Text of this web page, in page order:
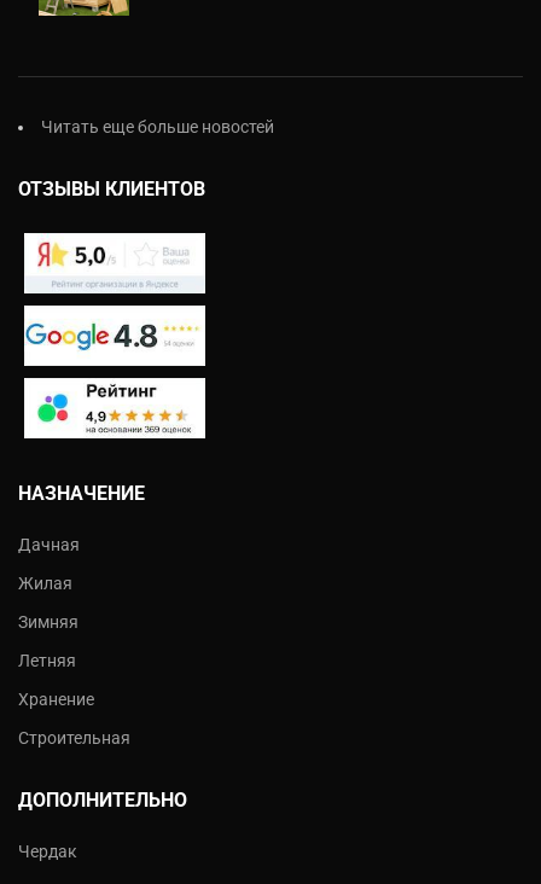
Читать еще больше новостей
ОТЗЫВЫ КЛИЕНТОВ
НАЗНАЧЕНИЕ
Дачная
Жилая
Зимняя
Летняя
Хранение
Строительная
ДОПОЛНИТЕЛЬНО
Чердак